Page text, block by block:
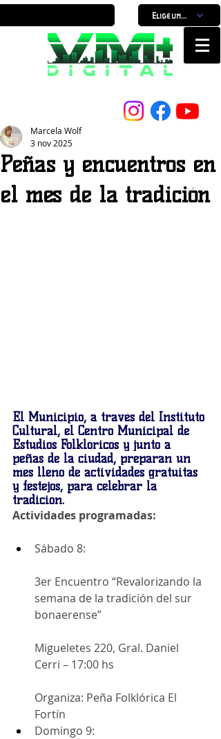
Elige un horario
Peñas y encuentros en
el mes de la tradición
Marcela Wolf
3 nov 2025
El Municipio, a través del Instituto
Cultural, el Centro Municipal de
Estudios Folklóricos y junto a
peñas de la ciudad, preparan un
mes lleno de actividades gratuitas
y festejos, para celebrar la
tradición.
Actividades programadas:
Sábado 8:
3er Encuentro “Revalorizando la
semana de la tradición del sur
bonaerense”
Migueletes 220, Gral. Daniel
Cerri – 17:00 hs
Organiza: Peña Folklórica El
Fortín
Domingo 9: